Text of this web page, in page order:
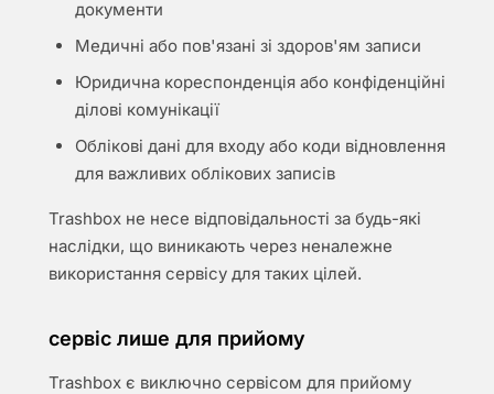
документи
Медичні або пов'язані зі здоров'ям записи
Юридична кореспонденція або конфіденційні
ділові комунікації
Облікові дані для входу або коди відновлення
для важливих облікових записів
Trashbox не несе відповідальності за будь-які
наслідки, що виникають через неналежне
використання сервісу для таких цілей.
сервіс лише для прийому
Trashbox є виключно сервісом для прийому